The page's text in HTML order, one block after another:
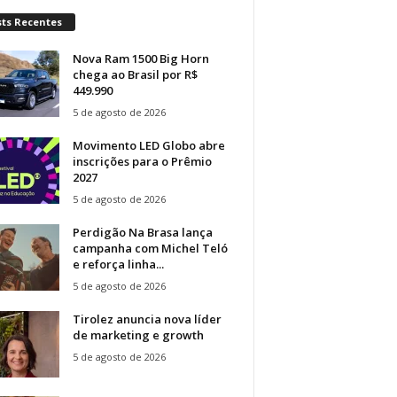
Recentes
Nova Ram 1500 Big Horn
chega ao Brasil por R$
449.990
5 de agosto de 2026
Movimento LED Globo abre
inscrições para o Prêmio
2027
5 de agosto de 2026
Perdigão Na Brasa lança
campanha com Michel Teló
e reforça linha...
5 de agosto de 2026
Tirolez anuncia nova líder
de marketing e growth
5 de agosto de 2026